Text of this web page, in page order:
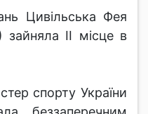
Цивільська Фея
ІІ місце в
спорту України